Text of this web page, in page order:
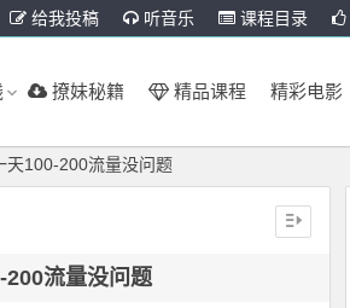
给我投稿 听音乐 课程目录
撩妹秘籍 精品课程 精彩电影
天100-200流量没问题
流量没问题